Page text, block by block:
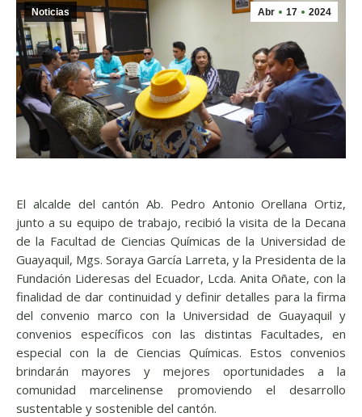
Abr 17 2024
Noticias
El alcalde del cantón Ab. Pedro Antonio Orellana Ortiz,
junto a su equipo de trabajo, recibió la visita de la Decana
de la Facultad de Ciencias Químicas de la Universidad de
Guayaquil, Mgs. Soraya García Larreta, y la Presidenta de la
Fundación Lideresas del Ecuador, Lcda. Anita Oñate, con la
finalidad de dar continuidad y definir detalles para la firma
del convenio marco con la Universidad de Guayaquil y
convenios específicos con las distintas Facultades, en
especial con la de Ciencias Químicas. Estos convenios
brindarán mayores y mejores oportunidades a la
comunidad marcelinense promoviendo el desarrollo
sustentable y sostenible del cantón.